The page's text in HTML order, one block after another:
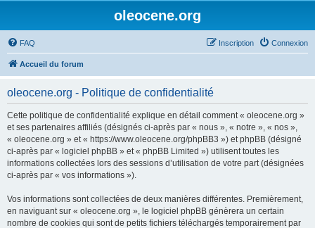
oleocene.org
FAQ Connexion
Inscription
Accueil du forum
oleocene.org - Politique de confidentialité
Cette politique de confidentialité explique en détail comment « oleocene.org »
et ses partenaires affiliés (désignés ci-après par « nous », « notre », « nos »,
« oleocene.org » et « https://www.oleocene.org/phpBB3 ») et phpBB (désigné
ci-après par « logiciel phpBB » et « phpBB Limited ») utilisent toutes les
informations collectées lors des sessions d’utilisation de votre part (désignées
ci-après par « vos informations »).
Vos informations sont collectées de deux manières différentes. Premièrement,
en naviguant sur « oleocene.org », le logiciel phpBB génèrera un certain
nombre de cookies qui sont de petits fichiers téléchargés temporairement par